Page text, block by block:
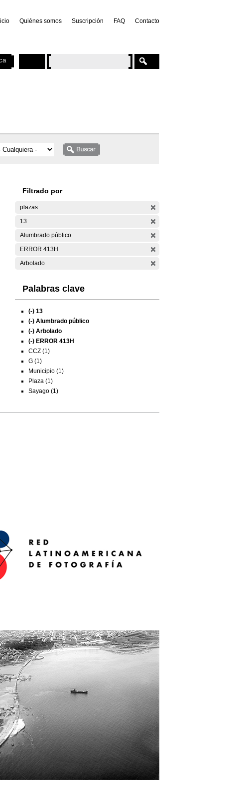
Quiénes somos Suscripción FAQ Contacto
Filtrado por
plazas
13
Alumbrado público
ERROR 413H
Arbolado
Palabras clave
(-) 13
(-) Alumbrado público
(-) Arbolado
(-) ERROR 413H
CCZ (1)
G (1)
Municipio (1)
Plaza (1)
Sayago (1)